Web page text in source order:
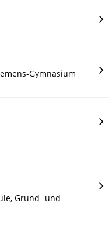
Gymnasium
Grund- und